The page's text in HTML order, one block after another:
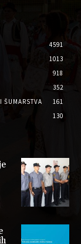
4591
1013
918
352
ŠUMARSTVA
161
130